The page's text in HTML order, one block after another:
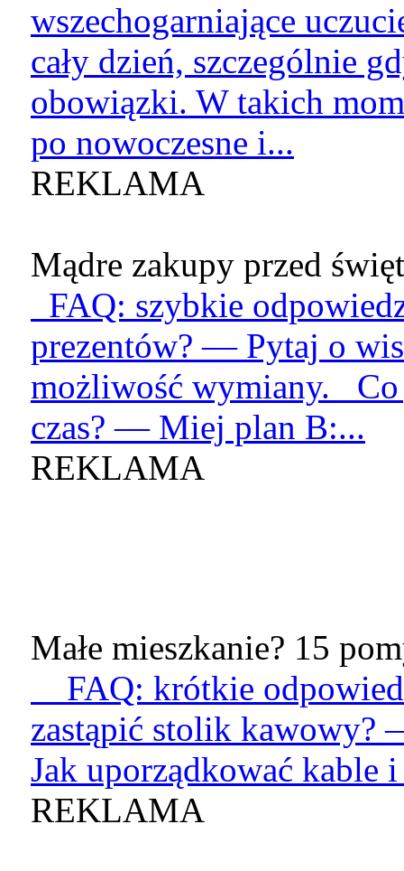
wszechogarniające
cały dzień, szczególnie
obowiązki. W takich
po nowoczesne i...
REKLAMA
Mądre zakupy przed
FAQ: szybkie
prezentów? — Pytaj o
możliwość wymiany. Co
czas? — Miej plan B:...
REKLAMA
Małe mieszkanie? 15
FAQ: krótkie
zastąpić stolik
Jak uporządkować kable
REKLAMA